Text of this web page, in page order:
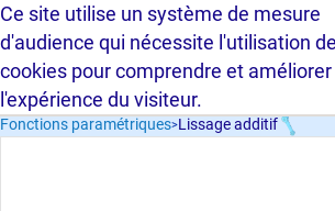
Ce site utilise un système de mesure
d'audience qui nécessite l'utilisation de
cookies pour comprendre et améliorer
l'expérience du visiteur.
Parcours guidé FreeCAD
Fonctions paramétriques>Lissage additif